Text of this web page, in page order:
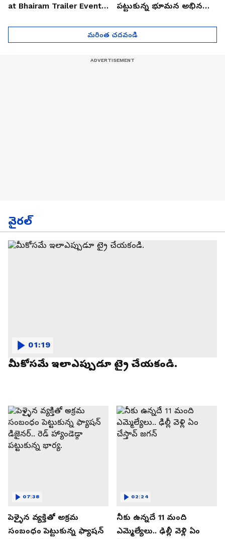
at Bhairam Trailer Event |
పట్టుకున్న భూమన అభినయ్|
మరింత చదవండి
వైరల్
మీకోసమే ఇలాఎప్పుడూ ట్రై చేయకండి.
01:19
పెళ్ళైన వ్యక్తితో అక్రమ
సంబంధం పెట్టుకున్న ఫ్యాషన్
07:38
నీకు ఉన్నదే 11 మంది
ఎమ్మెల్యేలు.. ఢిల్లీ వెళ్లి ఏం
02:24